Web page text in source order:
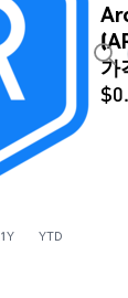
가
1Y YTD